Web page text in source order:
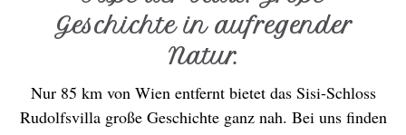
Geschichte in aufregender
Natur.
Nur 85 km von Wien entfernt bietet das Sisi-Schloss
Rudolfsvilla große Geschichte ganz nah. Bei uns finden